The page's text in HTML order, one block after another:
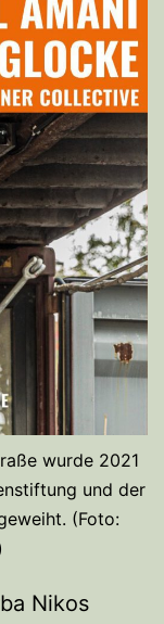
wurde 2021
und der
(Foto:
Nikos